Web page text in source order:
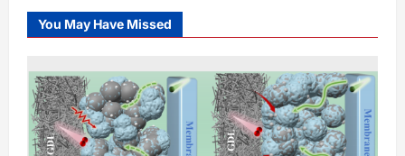
You May Have Missed